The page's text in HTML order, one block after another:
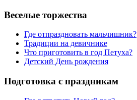
Веселые торжества
Где отпраздновать мальчишник?
Традиции на девичнике
Что приготовить в год Петуха?
Детский День рождения
Подготовка с праздникам